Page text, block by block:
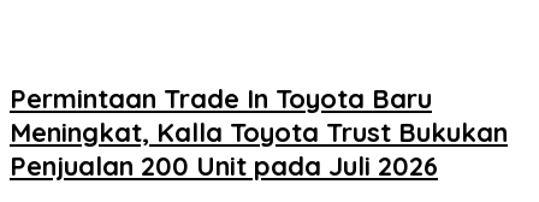
Permintaan Trade In Toyota Baru
Meningkat, Kalla Toyota Trust Bukukan
Penjualan 200 Unit pada Juli 2026